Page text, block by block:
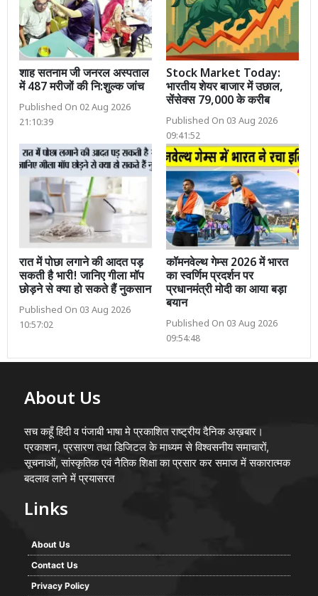
शाह सतनाम जी जनरल अस्पताल
में 487 मरीजों की नि:शुल्क जांच
Published On 02 Aug 2026
21:10:39
Stock Market Today:
भारतीय शेयर बाजार में उछाल,
सेंसेक्स 79,000 के करीब
Published On 03 Aug 2026
09:41:52
रात में पोछा लगाने की आदत पड़
सकती है भारी! जानिए गीला मॉप
छोड़ने से क्या हो सकते हैं नुकसान
Published On 03 Aug 2026
10:57:02
कॉमनवेल्थ गेम्स 2026 में भारत
का स्वर्णिम प्रदर्शन पर
प्रधानमंत्री मोदी का आया बड़ा
बयान
Published On 03 Aug 2026
09:54:48
About Us
सच कहूँ हिंदी व पंजाबी भाषा मे प्रकाशित राष्ट्रीय दैनिक अख़बार।
प्रकाशन, प्रसारण तथा डिजिटल के माध्यम से विश्वसनीय समाचारों,
सूचनाओं, सांस्कृतिक एवं नैतिक शिक्षा का प्रसार कर समाज में सकारात्मक
बदलाव लाने में प्रयासरत
Links
About Us
Contact Us
Privacy Policy